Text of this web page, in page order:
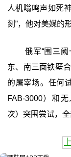
人机嗡鸣声如死
刻”，他对美媒的
俄军“围三
东、南三面铁壁
的屠宰场。任何
FAB-3000）和
次）突围尝试，